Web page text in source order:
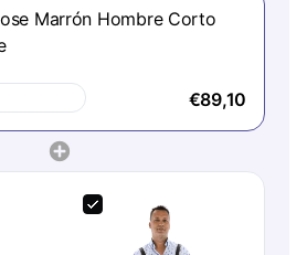
Marrón Hombre Corto
€89,10